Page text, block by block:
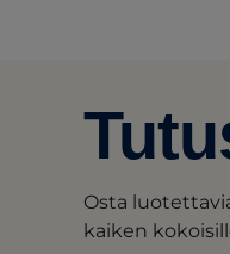
Osta
kaiken